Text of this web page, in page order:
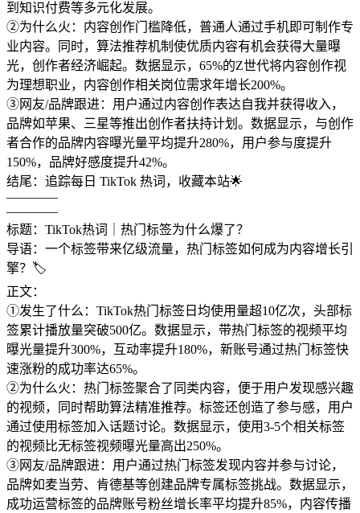
到知识付费等多元化发展。
②为什么火：内容创作门槛降低，普通人通过手机即可制作专
业内容。同时，算法推荐机制使优质内容有机会获得大量曝
光，创作者经济崛起。数据显示，65%的Z世代将内容创作视
为理想职业，内容创作相关岗位需求年增长200%。
③网友/品牌跟进：用户通过内容创作表达自我并获得收入，
品牌如苹果、三星等推出创作者扶持计划。数据显示，与创作
者合作的品牌内容曝光量平均提升280%，用户参与度提升
150%，品牌好感度提升42%。
结尾：追踪每日 TikTok 热词，收藏本站🌟
————
————
标题：TikTok热词｜热门标签为什么爆了？
导语：一个标签带来亿级流量，热门标签如何成为内容增长引
擎？🏷️
正文：
①发生了什么：TikTok热门标签日均使用量超10亿次，头部标
签累计播放量突破500亿。数据显示，带热门标签的视频平均
曝光量提升300%，互动率提升180%，新账号通过热门标签快
速涨粉的成功率达65%。
②为什么火：热门标签聚合了同类内容，便于用户发现感兴趣
的视频，同时帮助算法精准推荐。标签还创造了参与感，用户
通过使用标签加入话题讨论。数据显示，使用3-5个相关标签
的视频比无标签视频曝光量高出250%。
③网友/品牌跟进：用户通过热门标签发现内容并参与讨论，
品牌如麦当劳、肯德基等创建品牌专属标签挑战。数据显示，
成功运营标签的品牌账号粉丝增长率平均提升85%，内容传播